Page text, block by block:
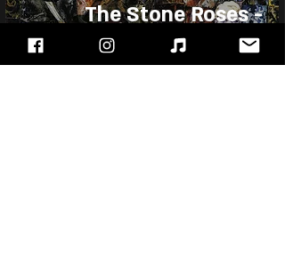
The Stone Roses -
Second Coming